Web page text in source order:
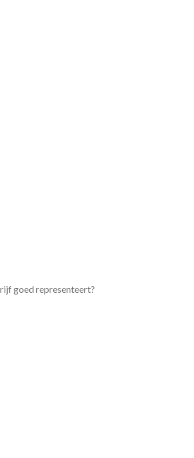
goed representeert?